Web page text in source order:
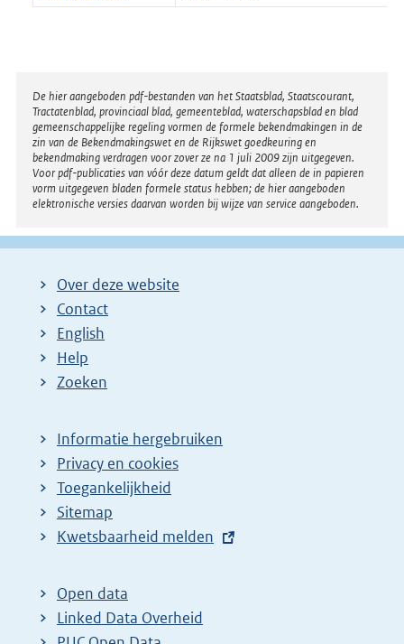
Disclaimer
De hier aangeboden pdf-bestanden van het Staatsblad, Staatscourant,
Tractatenblad, provinciaal blad, gemeenteblad, waterschapsblad en blad
gemeenschappelijke regeling vormen de formele bekendmakingen in de
zin van de Bekendmakingswet en de Rijkswet goedkeuring en
bekendmaking verdragen voor zover ze na 1 juli 2009 zijn uitgegeven.
Voor pdf-publicaties van vóór deze datum geldt dat alleen de in papieren
vorm uitgegeven bladen formele status hebben; de hier aangeboden
elektronische versies daarvan worden bij wijze van service aangeboden.
Over deze website
Contact
English
Help
Zoeken
Informatie hergebruiken
Privacy en cookies
Toegankelijkheid
Sitemap
E
t
e
r
Kwetsbaarheid melden
Open data
Linked Data Overheid